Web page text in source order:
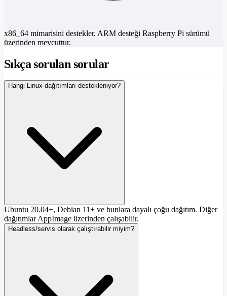
x86_64 mimarisini destekler. ARM desteği Raspberry Pi sürümü
üzerinden mevcuttur.
Sıkça sorulan sorular
Hangi Linux dağıtımları destekleniyor?
Ubuntu 20.04+, Debian 11+ ve bunlara dayalı çoğu dağıtım. Diğer
dağıtımlar AppImage üzerinden çalışabilir.
Headless/servis olarak çalıştırabilir miyim?